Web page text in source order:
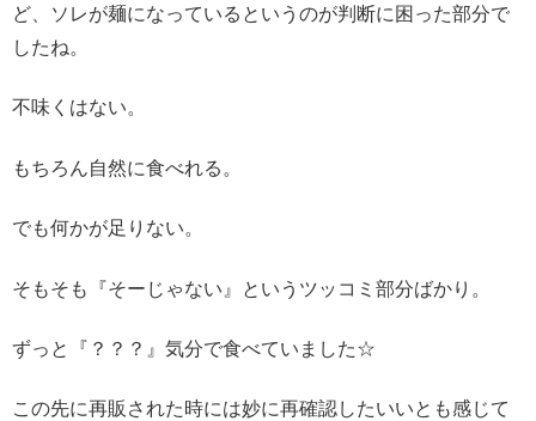
ど、ソレが麺になっているというのが判断に困った部分で
したね。
不味くはない。
もちろん自然に食べれる。
でも何かが足りない。
そもそも『そーじゃない』というツッコミ部分ばかり。
ずっと『？？？』気分で食べていました☆
この先に再販された時には妙に再確認したいいとも感じて